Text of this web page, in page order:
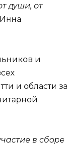
души, от
и
и области за
в сборе